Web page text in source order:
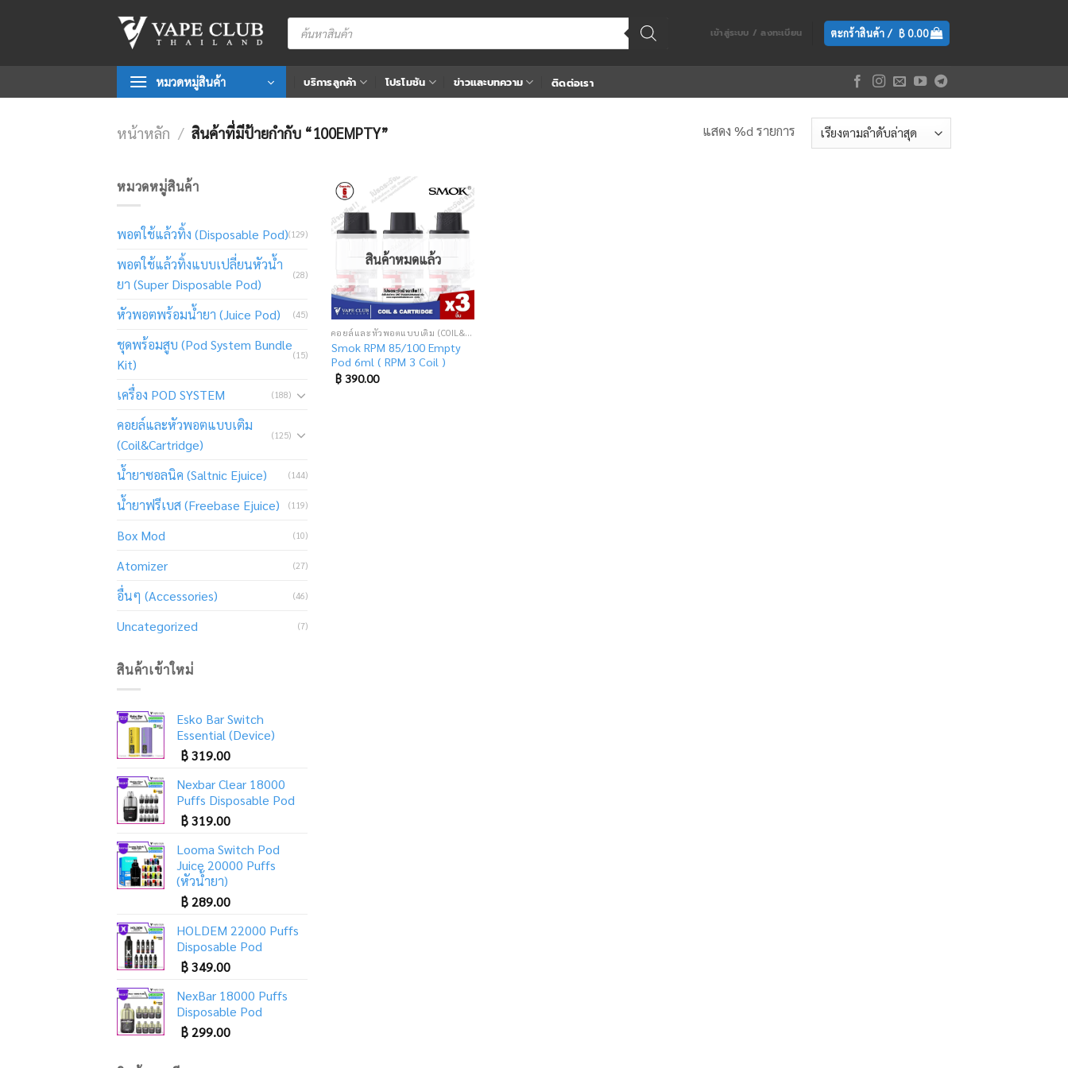
Products
search
เข้าสู่ระบบ / ลงทะเบียน ตะกร้าสินค้า / ฿0.00
หมวดหมู่สินค้า บริการลูกค้า โปรโมชัน ข่าวและบทความ ติดต่อเรา
หน้าหลัก / สินค้าที่มีป้ายกำกับ “100EMPTY” แสดง %d รายการ
หมวดหมู่สินค้า
พอตใช้แล้วทิ้ง (Disposable Pod)(129)
พอตใช้แล้วทิ้งแบบเปลี่ยนหัวน้ำ
ยา (Super Disposable Pod)
(28)
หัวพอตพร้อมน้ำยา (Juice Pod) (45)
ชุดพร้อมสูบ (Pod System Bundle
Kit)
(15)
เครื่อง POD SYSTEM (188)
คอยล์และหัวพอตแบบเติม
(Coil&Cartridge)
(125)
น้ำยาซอลนิค (Saltnic Ejuice) (144)
น้ำยาฟรีเบส (Freebase Ejuice) (119)
Box Mod (10)
Atomizer (27)
อื่นๆ (Accessories) (46)
Uncategorized (7)
สินค้าเข้าใหม่
Esko Bar Switch
Essential (Device)
฿319.00
Nexbar Clear 18000
Puffs Disposable Pod
฿319.00
Looma Switch Pod
Juice 20000 Puffs
(หัวน้ำยา)
฿289.00
HOLDEM 22000 Puffs
Disposable Pod
฿349.00
NexBar 18000 Puffs
Disposable Pod
฿299.00
Add
to
wishlist
สินค้าหมดแล้ว
คอยล์และหัวพอตแบบเติม (COIL&CARTRIDGE)
Smok RPM 85/100 Empty
Pod 6ml ( RPM 3 Coil )
฿390.00